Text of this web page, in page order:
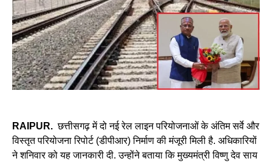
RAIPUR. छत्तीसगढ़ में दो नई रेल लाइन परियोजनाओं के अंतिम सर्वे और
विस्तृत परियोजना रिपोर्ट (डीपीआर) निर्माण की मंजूरी मिली है. अधिकारियों
ने शनिवार को यह जानकारी दी. उन्होंने बताया कि मुख्यमंत्री विष्णु देव साय